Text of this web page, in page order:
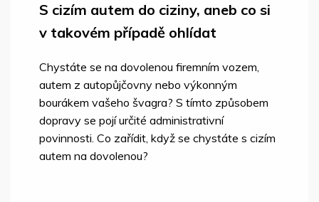
S cizím autem do ciziny, aneb co si
v takovém případě ohlídat
Chystáte se na dovolenou firemním vozem,
autem z autopůjčovny nebo výkonným
bourákem vašeho švagra? S tímto způsobem
dopravy se pojí určité administrativní
povinnosti. Co zařídit, když se chystáte s cizím
autem na dovolenou?